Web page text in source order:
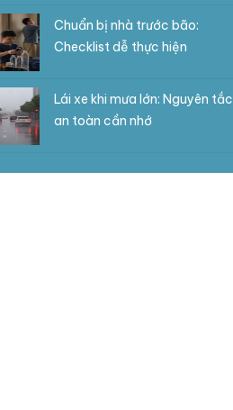
Chuẩn bị nhà trước bão:
Checklist dễ thực hiện
Lái xe khi mưa lớn: Nguyên tắc
an toàn cần nhớ